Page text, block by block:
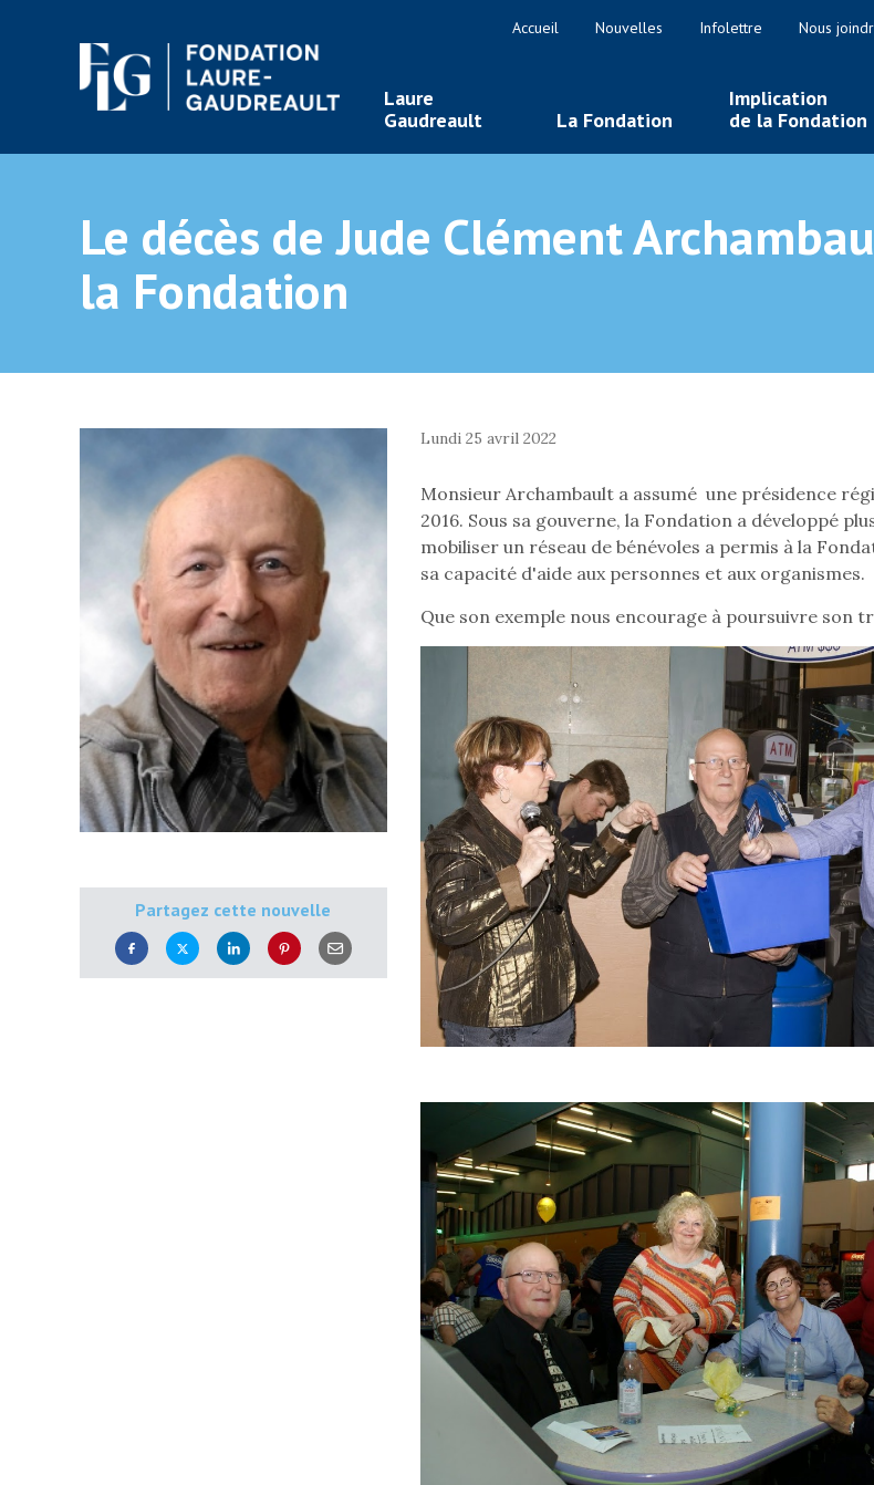
Accueil Nouvelles Infolettre Nous
Laure
Gaudreault
La Fondation
Implication
de la Fondation
Le décès de Jude Clément
la Fondation
Partagez cette nouvelle
Lundi 25 avril 2022
Monsieur Archambault a assumé une présidence
2016. Sous sa gouverne, la Fondation a développé
mobiliser un réseau de bénévoles a permis à la
sa capacité d'aide aux personnes et aux organismes.
Que son exemple nous encourage à poursuivre son